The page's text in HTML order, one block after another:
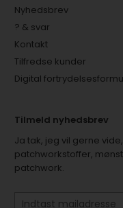
Nyhedsbrev
? & svar
Kontakt
Tilfredse kunder
Digital
Tilmeld nyhedsbrev
Ja tak, jeg vil gerne
patchworkstoffer,
patchwork.